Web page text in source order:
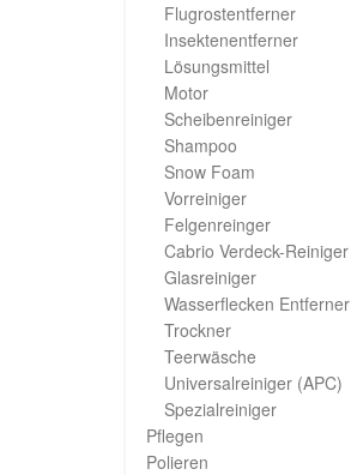
Flugrostentferner
Insektenentferner
Lösungsmittel
Motor
Scheibenreiniger
Shampoo
Snow Foam
Vorreiniger
Felgenreinger
Cabrio Verdeck-Reiniger
Glasreiniger
Wasserflecken Entferner
Trockner
Teerwäsche
Universalreiniger (APC)
Spezialreiniger
Pflegen
Polieren